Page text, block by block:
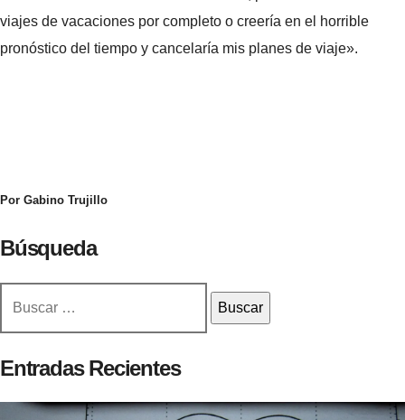
viajes de vacaciones por completo o creería en el horrible
pronóstico del tiempo y cancelaría mis planes de viaje».
Por Gabino Trujillo
Búsqueda
Entradas Recientes